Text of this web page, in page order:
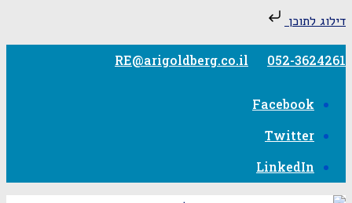
דילוג לתוכן
052-3624261
RE@arigoldberg.co.il
Facebook
Twitter
LinkedIn